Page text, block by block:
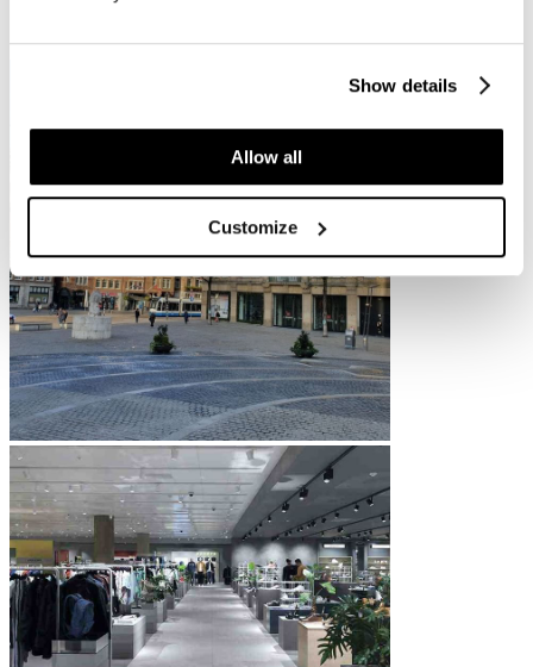
Show details
Allow all
Customize
Bijenkorf aan de Dam